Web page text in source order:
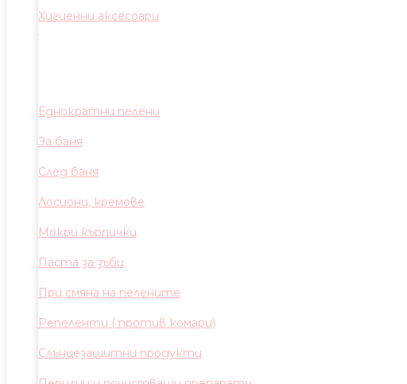
Хигиенни аксесоари
Еднократни пелени
За баня
След баня
Лосиони, кремове
Мокри кърпички
Паста за зъби
При смяна на пелените
Репеленти ( против комари)
Слънцезащитни продукти